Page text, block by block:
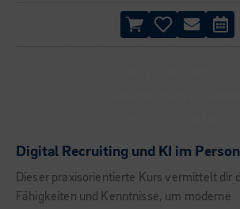
Digital Recruiting und KI im
Dieser praxisorientierte Kurs vermittelt dir
Fähigkeiten und Kenntnisse, um moderne